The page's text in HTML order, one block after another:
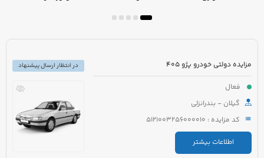
مزایده دولتی خودرو پژو 405
فعال
گیلان - بندرانزلی
کد مزایده : 5121003256000010
اطلاعات بیشتر
در انتظار ارسال پیشنهاد